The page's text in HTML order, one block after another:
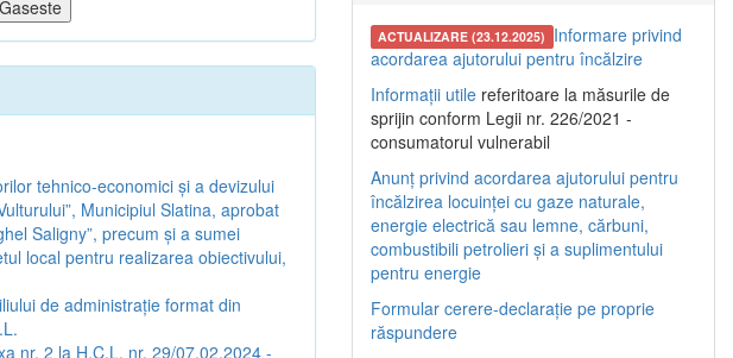
tehnico-economici și a devizului
Municipiul Slatina, aprobat
Saligny”, precum și a sumei
local pentru realizarea obiectivului,
de administrație format din
nr. 2 la H.C.L. nr. 29/07.02.2024 -
ACTUALIZARE (23.12.2025) Informare privind
acordarea ajutorului pentru încălzire
Informații utile referitoare la măsurile de
sprijin conform Legii nr. 226/2021 -
consumatorul vulnerabil
Anunț privind acordarea ajutorului pentru
încălzirea locuinței cu gaze naturale,
energie electrică sau lemne, cărbuni,
combustibili petrolieri și a suplimentului
pentru energie
Formular cerere-declarație pe proprie
răspundere